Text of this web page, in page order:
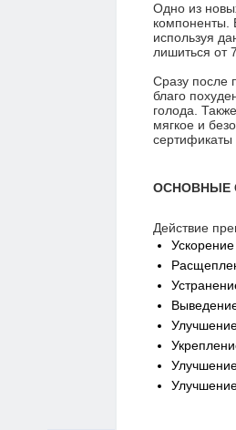
Одно из
компоненты.
используя
лишиться от
Сразу после
благо
голода.
мягкое и
сертификаты
ОСНОВНЫЕ
Действие